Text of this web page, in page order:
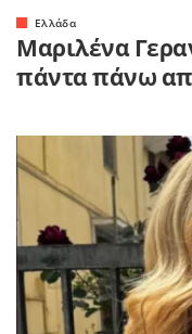
Ελλάδα
Μαριλένα
πάντα πάνω